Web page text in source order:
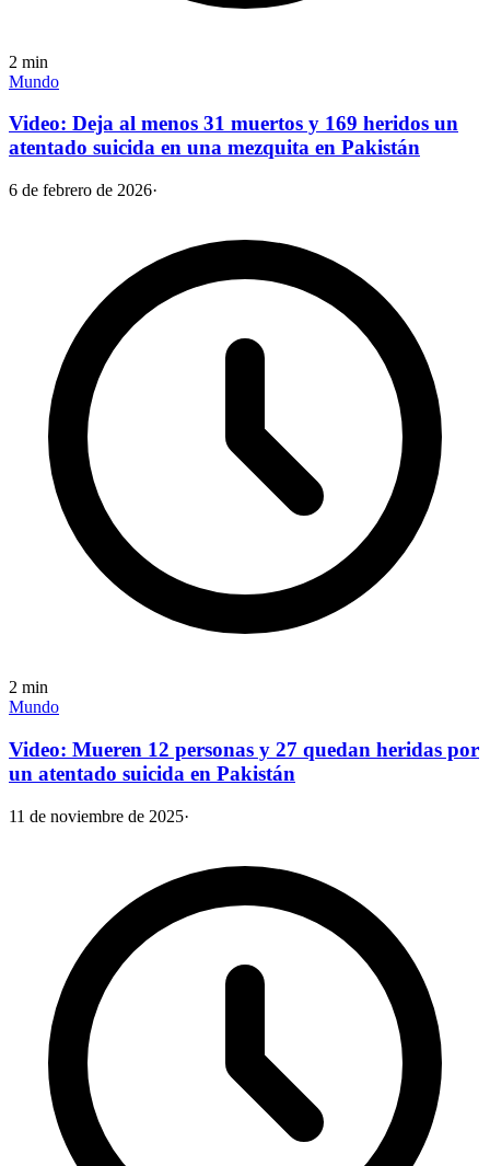
2 min
Mundo
Video: Deja al menos 31 muertos y 169 heridos un
atentado suicida en una mezquita en Pakistán
6 de febrero de 2026·
2 min
Mundo
Video: Mueren 12 personas y 27 quedan heridas por
un atentado suicida en Pakistán
11 de noviembre de 2025·